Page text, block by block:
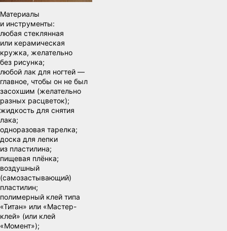
Материалы
и инструменты:
любая стеклянная
или керамическая
кружка, желательно
без рисунка;
любой лак для ногтей —
главное, чтобы он не был
засохшим (желательно
разных расцветок);
жидкость для снятия
лака;
одноразовая тарелка;
доска для лепки
из пластилина;
пищевая плёнка;
воздушный
(самозастывающий)
пластилин;
полимерный клей типа
«Титан» или «Мастер-
клей» (или клей
«Момент»);